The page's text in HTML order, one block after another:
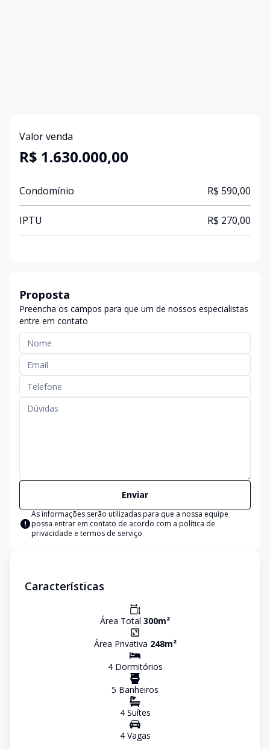
Valor venda
R$ 1.630.000,00
Condomínio R$ 590,00
IPTU R$ 270,00
Proposta
Preencha os campos para que um de nossos especialistas
entre em contato
Enviar
As informações serão utilizadas para que a nossa equipe
possa entrar em contato de acordo com a política de
privacidade e termos de serviço
Características
Área Total 300m²
Área Privativa 248m²
4Dormitórios
5 Banheiros
4Suítes
4Vagas